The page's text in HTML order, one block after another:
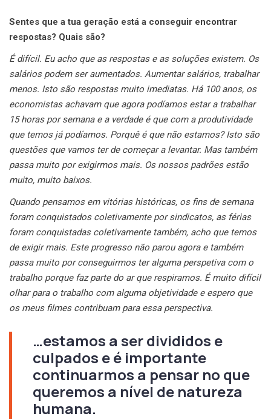
Sentes que a tua geração está a conseguir encontrar
respostas? Quais são?
É difícil. Eu acho que as respostas e as soluções existem. Os
salários podem ser aumentados. Aumentar salários, trabalhar
menos. Isto são respostas muito imediatas. Há 100 anos, os
economistas achavam que agora podíamos estar a trabalhar
15 horas por semana e a verdade é que com a produtividade
que temos já podíamos. Porquê é que não estamos? Isto são
questões que vamos ter de começar a levantar. Mas também
passa muito por exigirmos mais. Os nossos padrões estão
muito, muito baixos.
Quando pensamos em vitórias históricas, os fins de semana
foram conquistados coletivamente por sindicatos, as férias
foram conquistadas coletivamente também, acho que temos
de exigir mais. Este progresso não parou agora e também
passa muito por conseguirmos ter alguma perspetiva com o
trabalho porque faz parte do ar que respiramos. É muito difícil
olhar para o trabalho com alguma objetividade e espero que
os meus filmes contribuam para essa perspectiva.
…estamos a ser divididos e
culpados e é importante
continuarmos a pensar no que
queremos a nível de natureza
humana.